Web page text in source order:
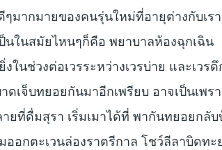
ๆมากมายของคนรุ่นใหม่ที่อายุต่างกับเร
นในสมัยไหนๆก็คือ พยาบาลห้องฉุกเฉิน
ในช่วงต่อเวรระหว่างเวรบ่าย และเวร
เจ็บทยอยกันมาอีกเพรียบ อาจเป็นเพร
ยที่ดื่มสุรา เริ่มเมาได้ที่ พากันทยอยกลั
ออกตะเวนล่องราตรีกาล โชว์ลีลาบิดทะ